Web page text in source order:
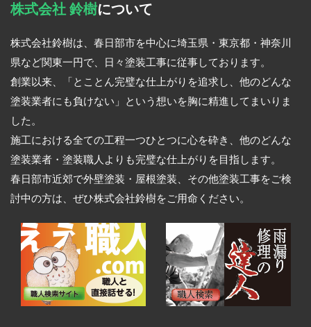
株式会社 鈴樹について
株式会社鈴樹は、春日部市を中心に埼玉県・東京都・神奈川
県など関東一円で、日々塗装工事に従事しております。
創業以来、「とことん完璧な仕上がりを追求し、他のどんな
塗装業者にも負けない」という想いを胸に精進してまいりま
した。
施工における全ての工程一つひとつに心を砕き、他のどんな
塗装業者・塗装職人よりも完璧な仕上がりを目指します。
春日部市近郊で外壁塗装・屋根塗装、その他塗装工事をご検
討中の方は、ぜひ株式会社鈴樹をご用命ください。